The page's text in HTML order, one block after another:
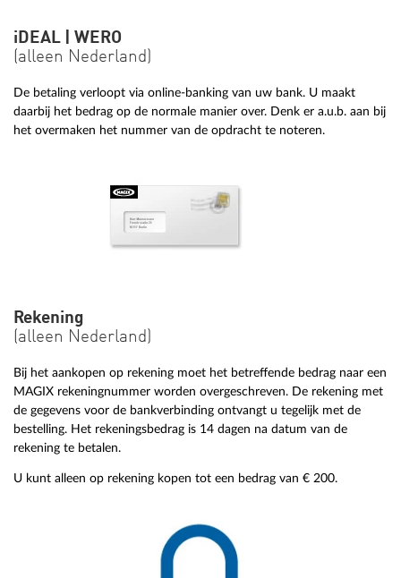
iDEAL | WERO
(alleen Nederland)
De betaling verloopt via online-banking van uw bank. U maakt
daarbij het bedrag op de normale manier over. Denk er a.u.b. aan bij
het overmaken het nummer van de opdracht te noteren.
Rekening
(alleen Nederland)
Bij het aankopen op rekening moet het betreffende bedrag naar een
MAGIX rekeningnummer worden overgeschreven. De rekening met
de gegevens voor de bankverbinding ontvangt u tegelijk met de
bestelling. Het rekeningsbedrag is 14 dagen na datum van de
rekening te betalen.
U kunt alleen op rekening kopen tot een bedrag van € 200.